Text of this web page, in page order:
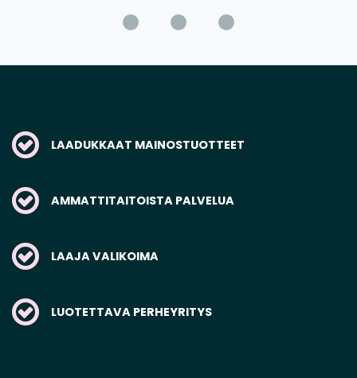
LAADUKKAAT MAINOSTUOTTEET
AMMATTITAITOISTA PALVELUA
LAAJA VALIKOIMA
LUOTETTAVA PERHEYRITYS